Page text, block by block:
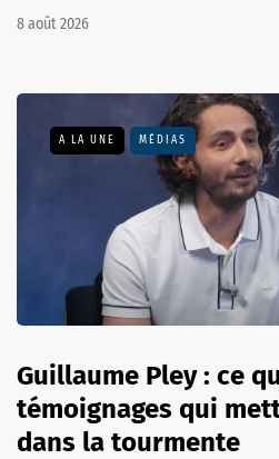
8 août 2026
A LA UNE MÉDIAS
Guillaume Pley : ce
témoignages qui
dans la tourmente